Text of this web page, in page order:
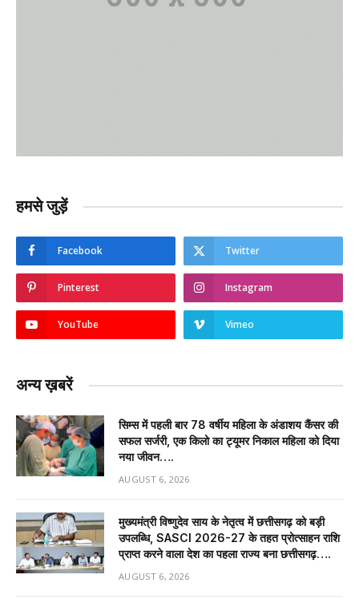
हमसे जुड़ें
Facebook Twitter
Pinterest Instagram
YouTube Vimeo
अन्य ख़बरें
सिम्स में पहली बार 78 वर्षीय महिला के अंडाशय कैंसर की
सफल सर्जरी, एक किलो का ट्यूमर निकाल महिला को दिया
नया जीवन….
AUGUST 6, 2026
मुख्यमंत्री विष्णुदेव साय के नेतृत्व में छत्तीसगढ़ को बड़ी
उपलब्धि, SASCI 2026-27 के तहत प्रोत्साहन राशि
प्राप्त करने वाला देश का पहला राज्य बना छत्तीसगढ़….
AUGUST 6, 2026